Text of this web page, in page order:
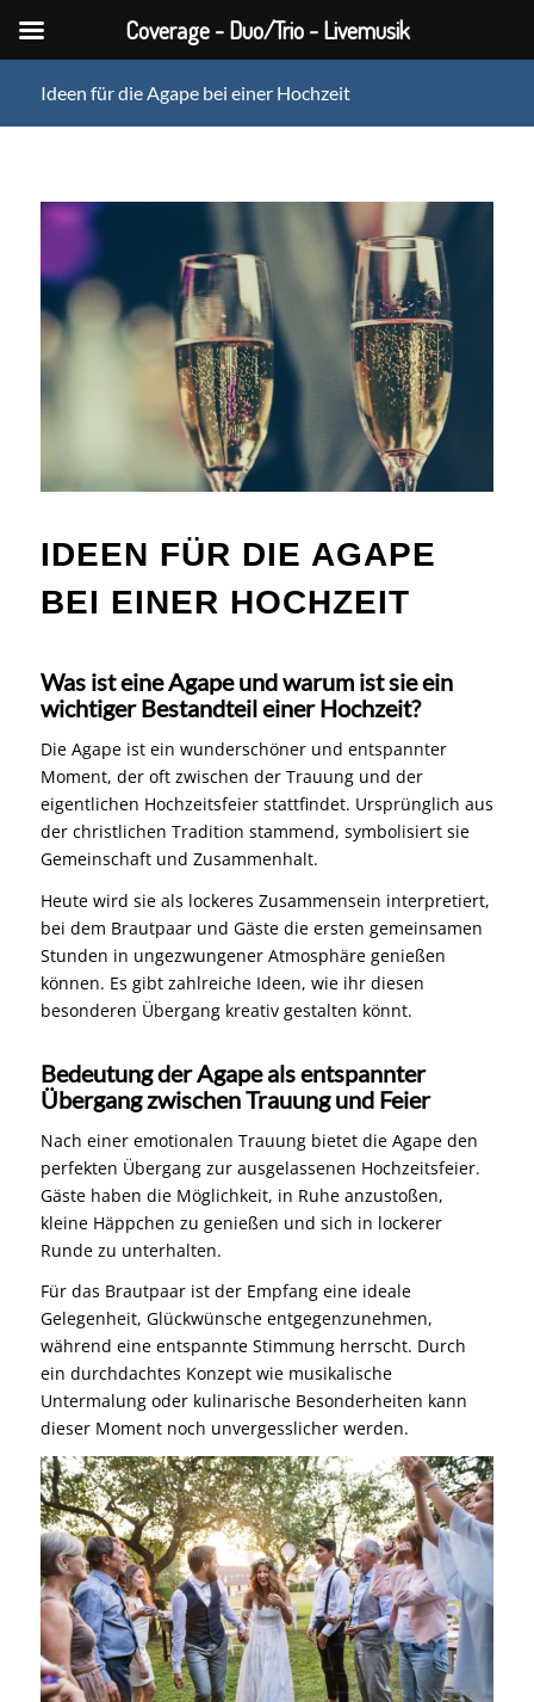
Ideen für die Agape bei einer Hochzeit
IDEEN FÜR DIE AGAPE
BEI EINER HOCHZEIT
Was ist eine Agape und warum ist sie ein
wichtiger Bestandteil einer Hochzeit?
Die Agape ist ein wunderschöner und entspannter
Moment, der oft zwischen der Trauung und der
eigentlichen Hochzeitsfeier stattfindet. Ursprünglich aus
der christlichen Tradition stammend, symbolisiert sie
Gemeinschaft und Zusammenhalt.
Heute wird sie als lockeres Zusammensein interpretiert,
bei dem Brautpaar und Gäste die ersten gemeinsamen
Stunden in ungezwungener Atmosphäre genießen
können. Es gibt zahlreiche Ideen, wie ihr diesen
besonderen Übergang kreativ gestalten könnt.
Bedeutung der Agape als entspannter
Übergang zwischen Trauung und Feier
Nach einer emotionalen Trauung bietet die Agape den
perfekten Übergang zur ausgelassenen Hochzeitsfeier.
Gäste haben die Möglichkeit, in Ruhe anzustoßen,
kleine Häppchen zu genießen und sich in lockerer
Runde zu unterhalten.
Für das Brautpaar ist der Empfang eine ideale
Gelegenheit, Glückwünsche entgegenzunehmen,
während eine entspannte Stimmung herrscht. Durch
ein durchdachtes Konzept wie musikalische
Untermalung oder kulinarische Besonderheiten kann
dieser Moment noch unvergesslicher werden.
Coverage - Duo/Trio - Livemusik